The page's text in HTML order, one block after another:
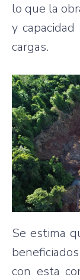
lo que la
y
cargas.
Se estima
con esta